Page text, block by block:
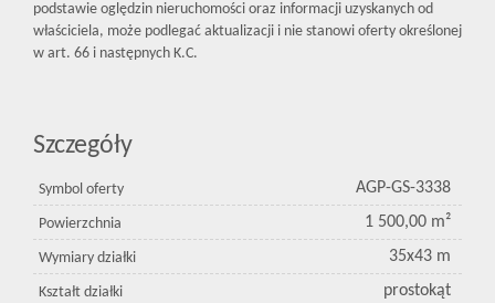
podstawie oględzin nieruchomości oraz informacji uzyskanych od
właściciela, może podlegać aktualizacji i nie stanowi oferty określonej
w art. 66 i następnych K.C.
Szczegóły
Symbol oferty AGP-GS-3338
Powierzchnia 1 500,00 m²
Wymiary działki 35x43 m
Kształt działki prostokąt